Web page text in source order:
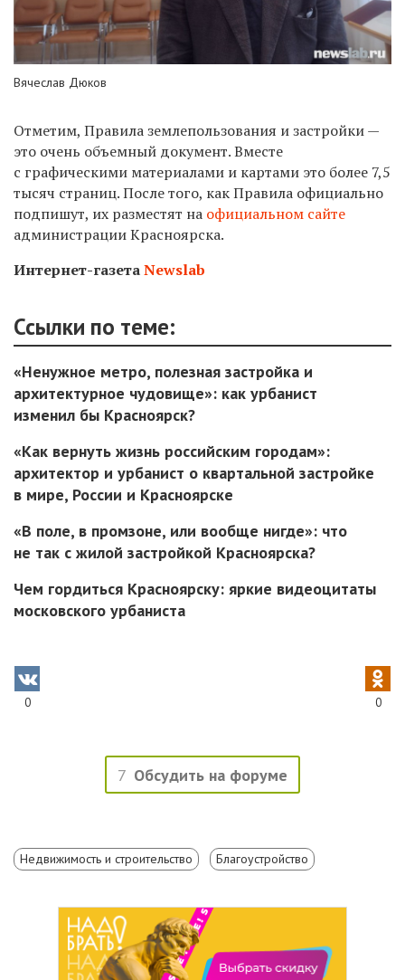
Вячеслав Дюков
Отметим, Правила землепользования и застройки —
это очень объемный документ. Вместе
с графическими материалами и картами это более 7,5
тысяч страниц. После того, как Правила официально
подпишут, их разместят на официальном сайте
администрации Красноярска.
Интернет-газетаNewslab
Ссылки по теме:
«Ненужное метро, полезная застройка и
архитектурное чудовище»: как урбанист
изменил бы Красноярск?
«Как вернуть жизнь российским городам»:
архитектор и урбанист о квартальной застройке
в мире, России и Красноярске
«В поле, в промзоне, или вообще нигде»: что
не так c жилой застройкой Красноярска?
Чем гордиться Красноярску: яркие видеоцитаты
московского урбаниста
0 0
7 Обсудить на форуме
Недвижимость и строительство Благоустройство